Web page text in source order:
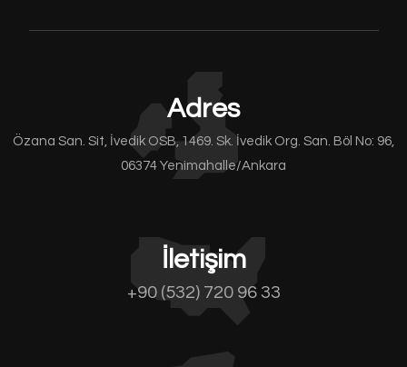
Adres
Özana San. Sit, İvedik OSB, 1469. Sk. İvedik Org. San. Böl No: 96,
06374 Yenimahalle/Ankara
İletişim
+90 (532) 720 96 33